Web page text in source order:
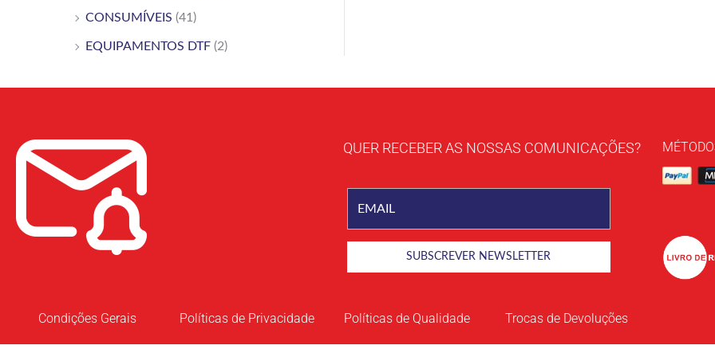
CONSUMÍVEIS (41)
EQUIPAMENTOS DTF (2)
QUER RECEBER AS NOSSAS COMUNICAÇÕES?
Condições Gerais Políticas de Privacidade Políticas de Qualidade Trocas de Devoluções